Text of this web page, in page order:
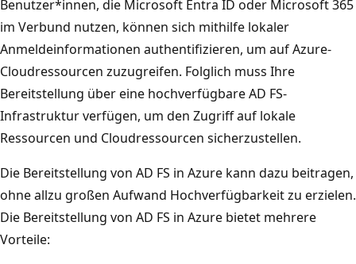
Benutzer*innen, die Microsoft Entra ID oder Microsoft 365
im Verbund nutzen, können sich mithilfe lokaler
Anmeldeinformationen authentifizieren, um auf Azure-
Cloudressourcen zuzugreifen. Folglich muss Ihre
Bereitstellung über eine hochverfügbare AD FS-
Infrastruktur verfügen, um den Zugriff auf lokale
Ressourcen und Cloudressourcen sicherzustellen.
Die Bereitstellung von AD FS in Azure kann dazu beitragen,
ohne allzu großen Aufwand Hochverfügbarkeit zu erzielen.
Die Bereitstellung von AD FS in Azure bietet mehrere
Vorteile: